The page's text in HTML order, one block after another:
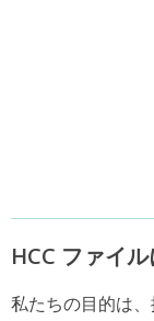
HCC ファイ
私たちの目的は